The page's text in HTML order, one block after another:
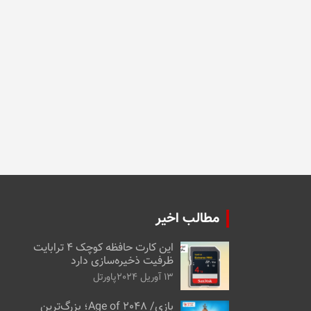
مطالب اخیر
این کارت حافظه کوچک ۴ ترابایت
ظرفیت ذخیره‌سازی دارد
13 آوریل 2024 پاورتل
بازی/ Age of 2048؛ بزرگ‌ترین